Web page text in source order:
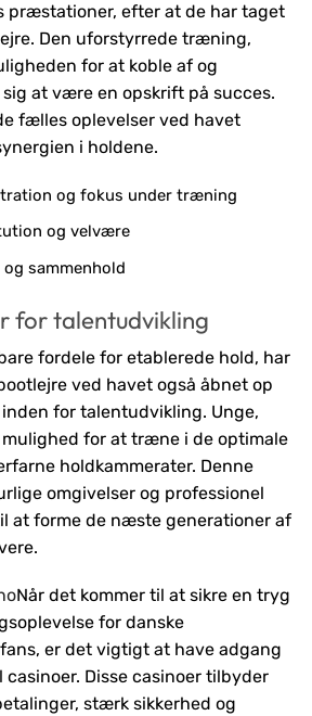
præstationer, efter at de har taget
Den uforstyrrede træning,
for at koble af og
at være en opskrift på succes.
fælles oplevelser ved havet
i holdene.
og fokus under træning
og velvære
sammenhold
for talentudvikling
fordele for etablerede hold, har
ved havet også åbnet op
for talentudvikling. Unge,
for at træne i de optimale
holdkammerater. Denne
omgivelser og professionel
at forme de næste generationer af
Når det kommer til at sikre en tryg
for danske
er det vigtigt at have adgang
casinoer. Disse casinoer tilbyder
stærk sikkerhed og